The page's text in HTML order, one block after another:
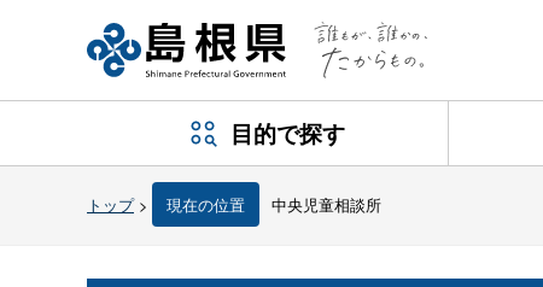
目的で探す
トップ> 現在の位置 中央児童相談所